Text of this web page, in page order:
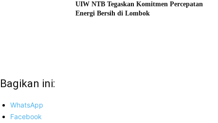
UIW NTB Tegaskan Komitmen Percepatan
Energi Bersih di Lombok
Bagikan ini:
WhatsApp
Facebook